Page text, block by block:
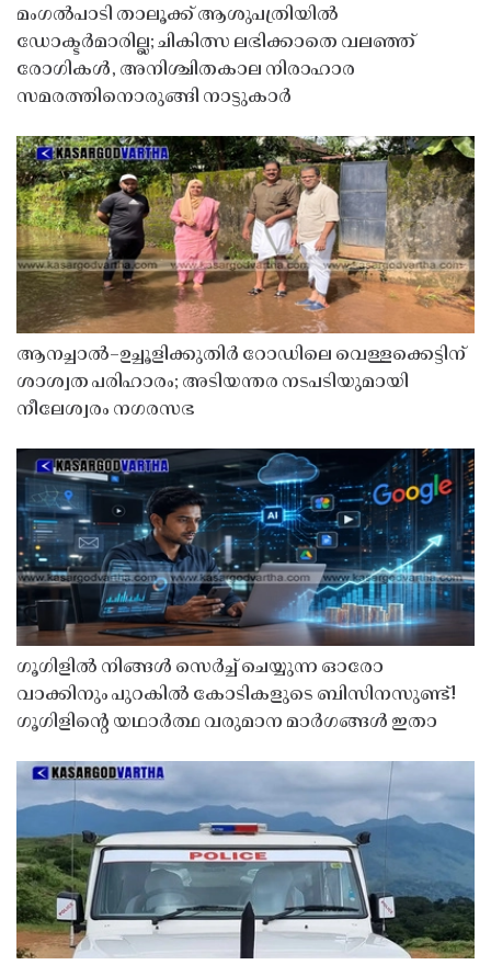
മംഗൽപാടി താലൂക്ക് ആശുപത്രിയിൽ
ഡോക്ടർമാരില്ല; ചികിത്സ ലഭിക്കാതെ വലഞ്ഞ്
രോഗികൾ, അനിശ്ചിതകാല നിരാഹാര
സമരത്തിനൊരുങ്ങി നാട്ടുകാർ
ആനച്ചാൽ–ഉച്ചൂളിക്കുതിർ റോഡിലെ വെള്ളക്കെട്ടിന്
ശാശ്വത പരിഹാരം; അടിയന്തര നടപടിയുമായി
നീലേശ്വരം നഗരസഭ
ഗൂഗിളിൽ നിങ്ങൾ സെർച്ച് ചെയ്യുന്ന ഓരോ
വാക്കിനും പുറകിൽ കോടികളുടെ ബിസിനസുണ്ട്!
ഗൂഗിളിന്റെ യഥാർത്ഥ വരുമാന മാർഗങ്ങൾ ഇതാ